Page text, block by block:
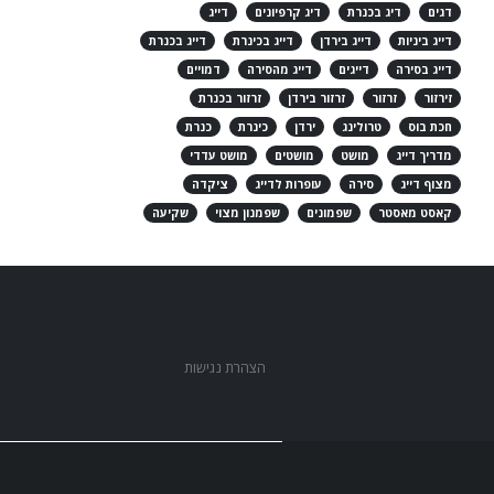
דגים
דיג בכנרת דיג קרפיונים
דייג
דייג ביניות
דייג בירדן דייג בכינרת
דייג בכנרת
דייג בסירה
דייגים דייג מהסירה
דמויים
זירזור
זרזור זרזור בירדן
זרזור בכנרת
חכת בוס
טרולינג ירדן כינרת
כנרת
מדריך דייג
מושט מושטים
מושט עדדי
מצוף דייג
סירה עופרות לדייג
ציקדה
קאסט מאסטר
שפמונים שפמנון מצוי שקיעה
הצהרת נגישות